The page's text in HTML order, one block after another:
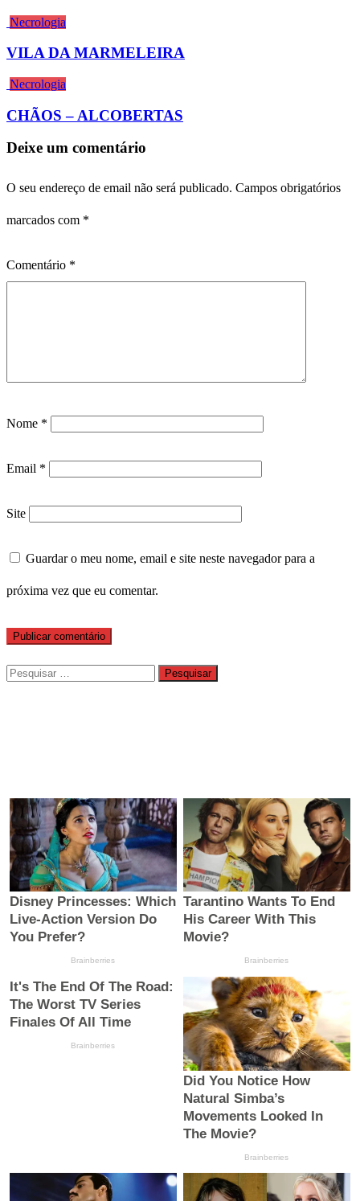
Necrologia
VILA DA MARMELEIRA
Necrologia
CHÃOS – ALCOBERTAS
Deixe um comentário
O seu endereço de email não será publicado. Campos obrigatórios
marcados com *
Comentário *
Nome *
Email *
Site
Guardar o meu nome, email e site neste navegador para a
próxima vez que eu comentar.
Pesquisar
por: